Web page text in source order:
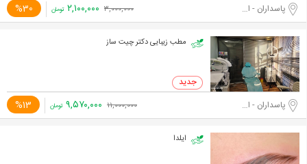
پاسداران - اختیاریه جنوبی %30 ۳,۰۰۰,۰۰۰ ۲,۱۰۰,۰۰۰ تومان
مطب زیبایی دکتر چیت ساز
پاسداران - اختیاریه جنوبی %13 ۱۱,۰۰۰,۰۰۰ ۹,۵۷۰,۰۰۰ تومان
ایلدا